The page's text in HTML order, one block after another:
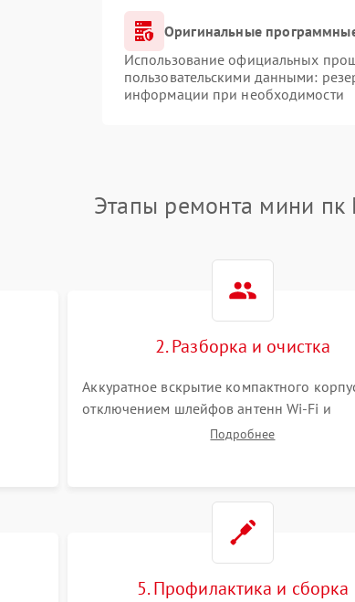
Оригинальные
Использование официальных
пользовательскими данными:
информации при необходимости
Этапы ремонта мини пк
2. Разборка и очистка
Аккуратное вскрытие компактного
отключением шлейфов антенн Wi-Fi и
периферии. Демонтаж плотной системы
Подробнее
5. Профилактика и сборка